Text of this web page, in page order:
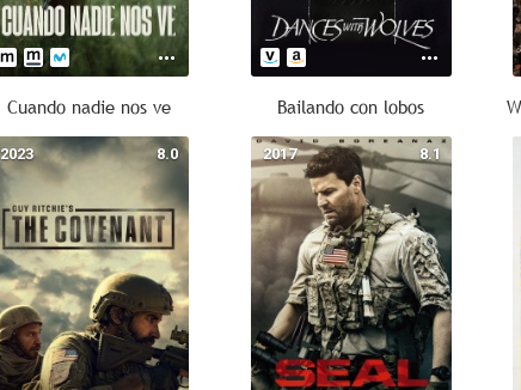
Cuando nadie nos ve Bailando con lobos
8.0
2023 8.1
2017